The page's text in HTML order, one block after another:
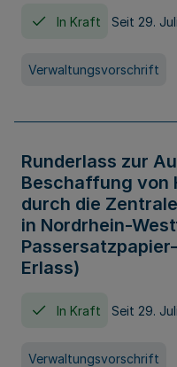
In Kraft Seit 29.
Verwaltungsvorschrift
Runderlass zur
Beschaffung von
durch die
in Nordrhein-
Erlass)
In Kraft Seit 29.
Verwaltungsvorschrift